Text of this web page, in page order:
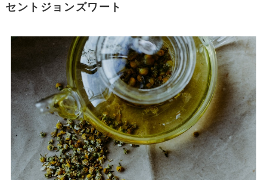
セントジョンズワート